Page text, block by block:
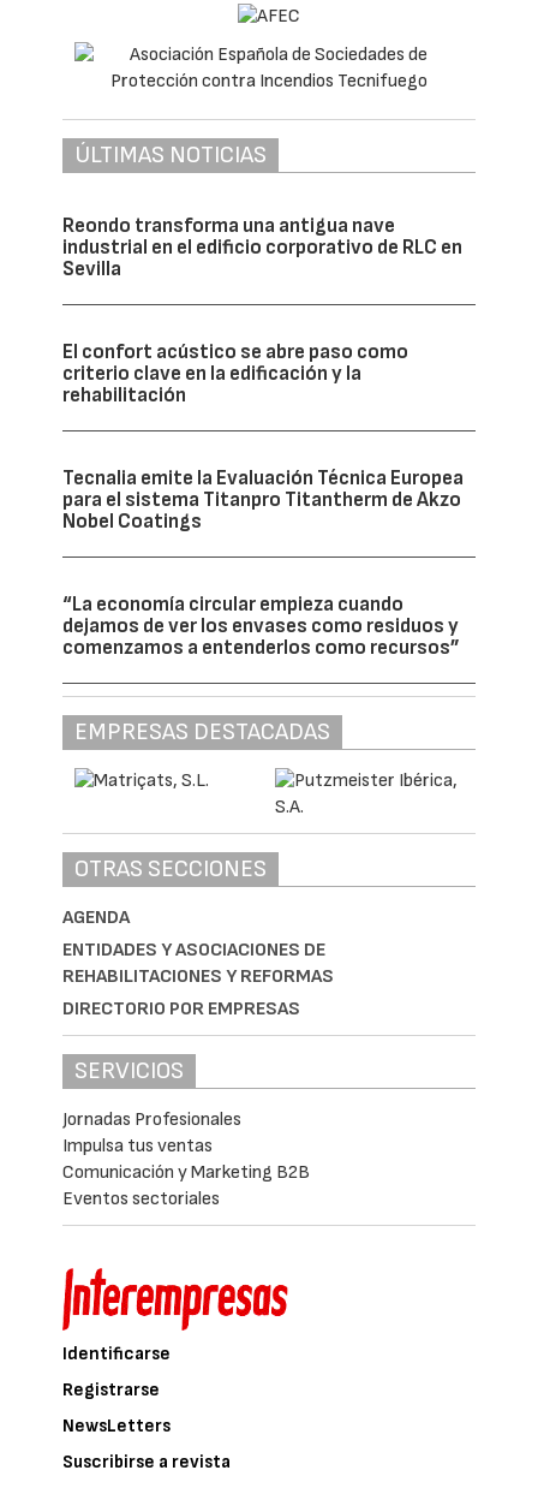
ÚLTIMAS NOTICIAS
Reondo transforma una antigua nave
industrial en el edificio corporativo de RLC en
Sevilla
El confort acústico se abre paso como
criterio clave en la edificación y la
rehabilitación
Tecnalia emite la Evaluación Técnica Europea
para el sistema Titanpro Titantherm de Akzo
Nobel Coatings
“La economía circular empieza cuando
dejamos de ver los envases como residuos y
comenzamos a entenderlos como recursos”
EMPRESAS DESTACADAS
OTRAS SECCIONES
AGENDA
ENTIDADES Y ASOCIACIONES DE
REHABILITACIONES Y REFORMAS
DIRECTORIO POR EMPRESAS
SERVICIOS
Jornadas Profesionales
Impulsa tus ventas
Comunicación y Marketing B2B
Eventos sectoriales
Identificarse
Registrarse
NewsLetters
Suscribirse a revista